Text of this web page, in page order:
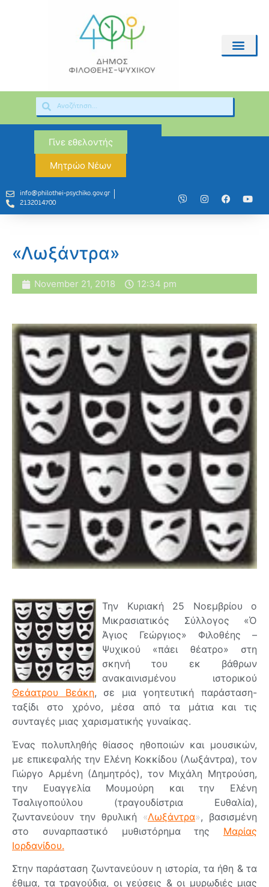
Γίνε εθελοντής
Μητρώο Νέων
info@philothei-psychiko.gov.gr
2132014700
«Λωξάντρα»
November 21, 2018 12:34 pm
Την Κυριακή 25 Νοεμβρίου ο
Μικρασιατικός Σύλλογος «Ό
Άγιος Γεώργιος» Φιλοθέης –
Ψυχικού «πάει θέατρο» στη
σκηνή του εκ βάθρων
ανακαινισμένου ιστορικού
Θεάατρου Βεάκη, σε μια γοητευτική παράσταση-
ταξίδι στο χρόνο, μέσα από τα μάτια και τις
συνταγές μιας χαρισματικής γυναίκας.
Ένας πολυπληθής θίασος ηθοποιών και μουσικών,
με επικεφαλής την Ελένη Κοκκίδου (Λωξάντρα), τον
Γιώργο Αρμένη (Δημητρός), τον Μιχάλη Μητρούση,
την Ευαγγελία Μουμούρη και την Ελένη
Τσαλιγοπούλου (τραγουδίστρια Ευθαλία),
ζωντανεύουν την θρυλική «Λωξάντρα», βασισμένη
στο συναρπαστικό μυθιστόρημα της Μαρίας
Ιορδανίδου.
Στην παράσταση ζωντανεύουν η ιστορία, τα ήθη & τα
έθιμα, τα τραγούδια, οι γεύσεις & οι μυρωδιές μιας